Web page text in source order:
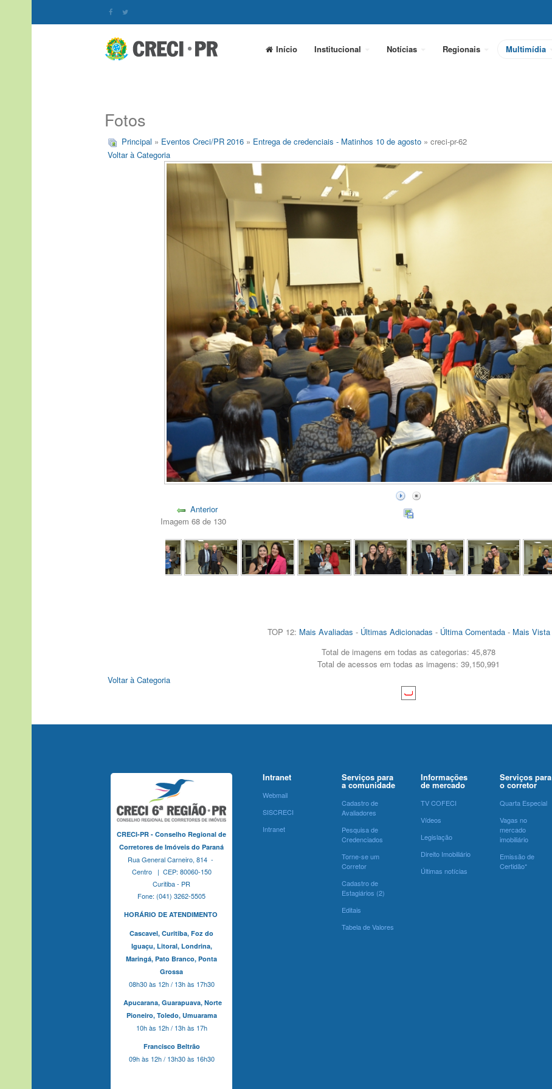
Início Institucional Notícias Regionais Multimídia
Fotos
Principal » Eventos Creci/PR 2016 » Entrega de credenciais - Matinhos 10 de agosto » creci-pr-62
Voltar à Categoria
Anterior
Imagem 68 de 130
TOP 12: Mais Avaliadas - Últimas Adicionadas - Última Comentada- Mais Vista
Total de imagens em todas as categorias: 45,878
Total de acessos em todas as imagens: 39,150,991
Voltar à Categoria
CRECI-PR - Conselho Regional de
Corretores de Imóveis do Paraná
Rua General Carneiro, 814 -
Centro | CEP: 80060-150
Curitiba - PR
Fone: (041) 3262-5505
HORÁRIO DE ATENDIMENTO
Cascavel, Curitiba, Foz do
Iguaçu, Litoral, Londrina,
Maringá, Pato Branco, Ponta
Grossa
08h30 às 12h / 13h às 17h30
Apucarana, Guarapuava, Norte
Pioneiro, Toledo, Umuarama
10h às 12h / 13h às 17h
Francisco Beltrão
09h às 12h / 13h30 às 16h30
Intranet
Webmail
SISCRECI
Intranet
Serviços para
a comunidade
Cadastro de
Avaliadores
Pesquisa de
Credenciados
Torne-se um
Corretor
Cadastro de
Estagiários (2)
Editais
Tabela de Valores
Informações
de mercado
TV COFECI
Vídeos
Legislação
Direito Imobiliário
Últimas notícias
Serviços para
o corretor
Quarta Especial
Vagas no
mercado
imobiliário
Emissão de
Certidão*